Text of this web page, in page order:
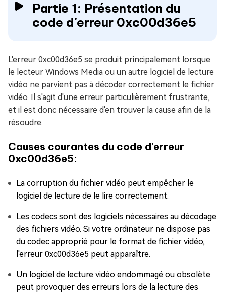
Partie 1: Présentation du
code d'erreur 0xc00d36e5
L'erreur 0xc00d36e5 se produit principalement lorsque
le lecteur Windows Media ou un autre logiciel de lecture
vidéo ne parvient pas à décoder correctement le fichier
vidéo. Il s'agit d'une erreur particulièrement frustrante,
et il est donc nécessaire d'en trouver la cause afin de la
résoudre.
Causes courantes du code d'erreur
0xc00d36e5:
La corruption du fichier vidéo peut empêcher le
logiciel de lecture de le lire correctement.
Les codecs sont des logiciels nécessaires au décodage
des fichiers vidéo. Si votre ordinateur ne dispose pas
du codec approprié pour le format de fichier vidéo,
l'erreur 0xc00d36e5 peut apparaître.
Un logiciel de lecture vidéo endommagé ou obsolète
peut provoquer des erreurs lors de la lecture des